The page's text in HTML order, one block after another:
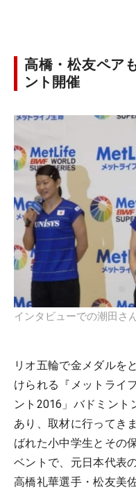
高橋・松友ペア
ント開催
インタビューでの潮田さ
リオ五輪で金メダルを
けられる『メットライ
ント2016」バドミント
あり、取材に行ってき
ばれた小中学生とその
ベントで、元日本代表
高橋礼華選手・松友美